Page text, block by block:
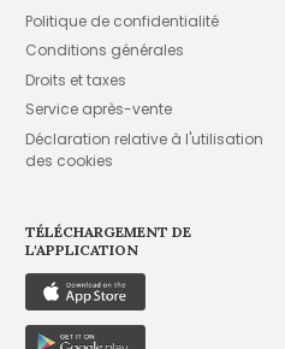
Politique de confidentialité
Conditions générales
Droits et taxes
Service après-vente
Déclaration relative à l'utilisation
des cookies
TÉLÉCHARGEMENT DE
L'APPLICATION